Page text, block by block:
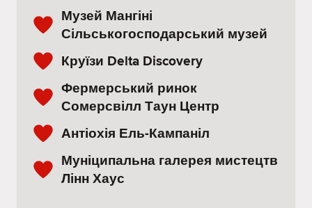
Музей Мангіні
Сільськогосподарський музей
Круїзи Delta Discovery
Фермерський ринок
Сомерсвілл Таун Центр
Антіохія Ель-Кампаніл
Муніципальна галерея мистецтв
Лінн Хаус